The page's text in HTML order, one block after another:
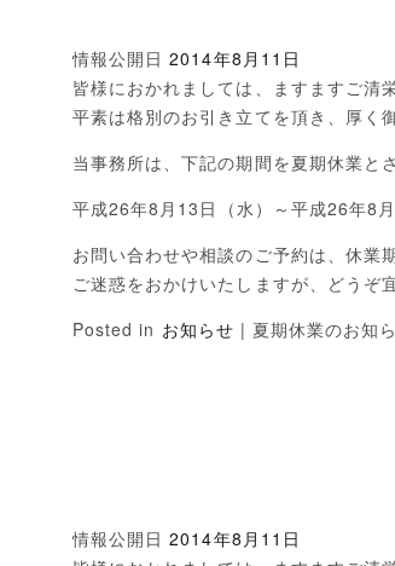
情報公開日 2014年8月11日
皆様におかれましては、ますますご清
平素は格別のお引き立てを頂き、厚く
当事務所は、下記の期間を夏期休業と
平成26年8月13日（水）～平成26年8月
お問い合わせや相談のご予約は、休業
ご迷惑をおかけいたしますが、どうぞ
Posted in お知らせ | 夏期休業のお知
情報公開日 2014年8月11日